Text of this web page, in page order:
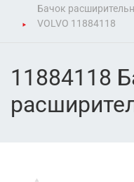
Бачок
VOLVO 11884118
11884118